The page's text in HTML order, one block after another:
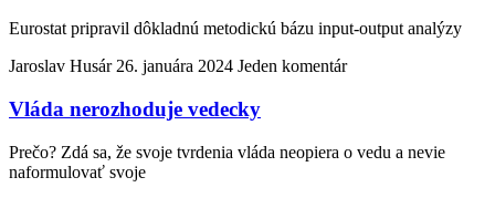
Eurostat pripravil dôkladnú metodickú bázu input-output analýzy
Jaroslav Husár 26. januára 2024 Jeden komentár
Vláda nerozhoduje vedecky
Prečo? Zdá sa, že svoje tvrdenia vláda neopiera o vedu a nevie
naformulovať svoje